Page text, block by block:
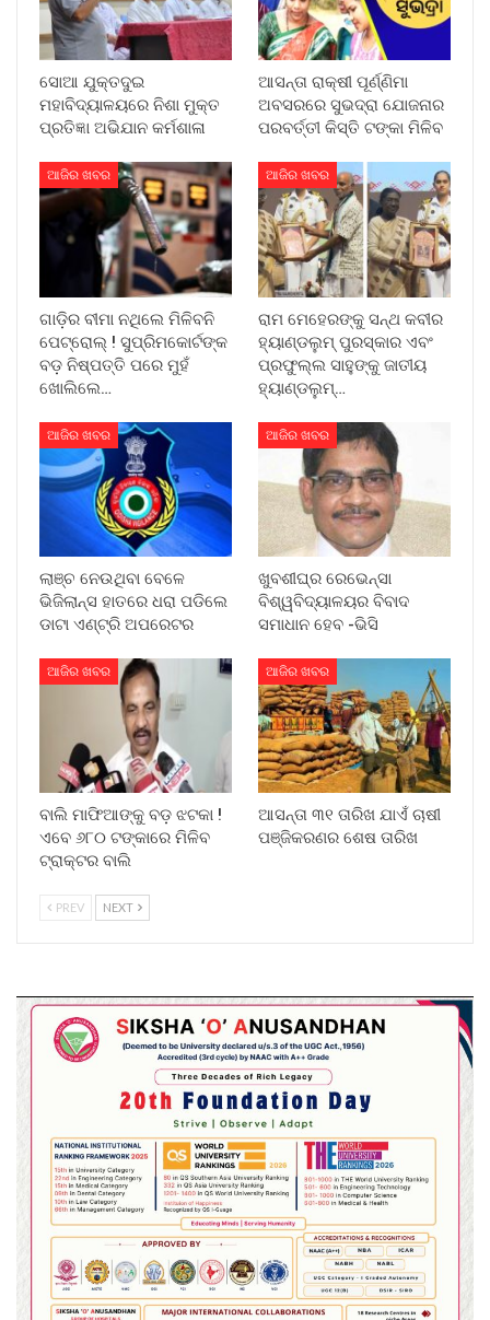
ସୋଆ ଯୁକ୍ତଦୁଇ
ମହାବିଦ୍ୟାଳୟରେ ନିଶା ମୁକ୍ତ
ପ୍ରତିଜ୍ଞା ଅଭିଯାନ କର୍ମଶାଳା
ଆସନ୍ତା ରାକ୍ଷୀ ପୂର୍ଣ୍ଣିମା
ଅବସରରେ ସୁଭଦ୍ରା ଯୋଜନାର
ପରବର୍ତ୍ତୀ କିସ୍ତି ଟଙ୍କା ମିଳିବ
ଆଜିର ଖବର
ଗାଡ଼ିର ବୀମା ନଥିଲେ ମିଳିବନି
ପେଟ୍ରୋଲ୍ ! ସୁପ୍ରିମକୋର୍ଟଙ୍କ
ବଡ଼ ନିଷ୍ପତ୍ତି ପରେ ମୁହଁ
ଖୋଲିଲେ…
ଆଜିର ଖବର
ରାମ ମେହେରଙ୍କୁ ସନ୍ଥ କବୀର
ହ୍ୟାଣ୍ଡଲୁମ୍ ପୁରସ୍କାର ଏବଂ
ପ୍ରଫୁଲ୍ଲ ସାହୁଙ୍କୁ ଜାତୀୟ
ହ୍ୟାଣ୍ଡଲୁମ୍…
ଆଜିର ଖବର
ଲାଞ୍ଚ ନେଉଥିବା ବେଳେ
ଭିଜିଲାନ୍ସ ହାତରେ ଧରା ପଡିଲେ
ଡାଟା ଏଣ୍ଟ୍ରି ଅପରେଟର
ଆଜିର ଖବର
ଖୁବଶୀଘ୍ର ରେଭେନ୍ସା
ବିଶ୍ୱବିଦ୍ୟାଳୟର ବିବାଦ
ସମାଧାନ ହେବ -ଭିସି
ଆଜିର ଖବର
ବାଲି ମାଫିଆଙ୍କୁ ବଡ଼ ଝଟକା !
ଏବେ ୬୮୦ ଟଙ୍କାରେ ମିଳିବ
ଟ୍ରାକ୍ଟର ବାଲି
ଆଜିର ଖବର
ଆସନ୍ତା ୩୧ ତାରିଖ ଯାଏଁ ଚାଷୀ
ପଞ୍ଜିକରଣର ଶେଷ ତାରିଖ
PREV NEXT